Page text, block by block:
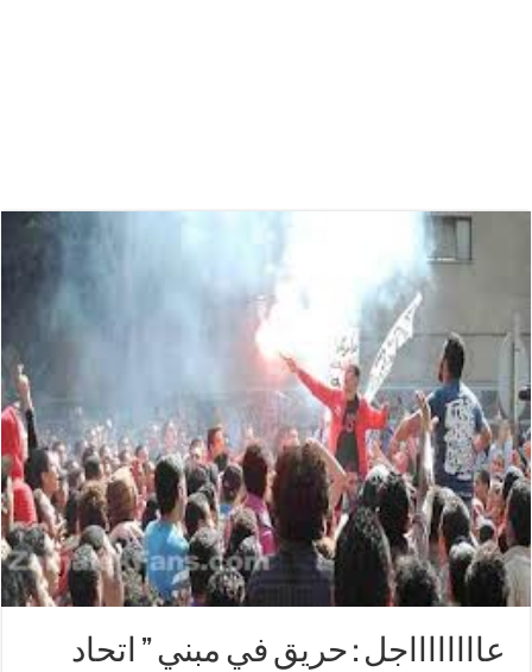
عااااااااجل : حريق في مبني ” اتحاد